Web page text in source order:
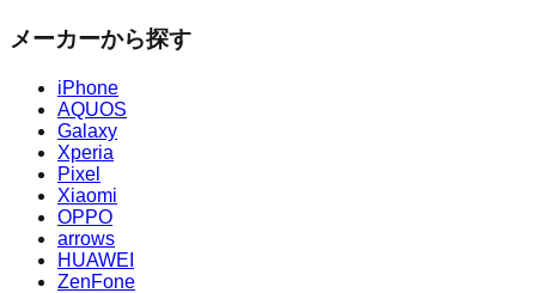
メーカーから探す
iPhone
AQUOS
Galaxy
Xperia
Pixel
Xiaomi
OPPO
arrows
HUAWEI
ZenFone